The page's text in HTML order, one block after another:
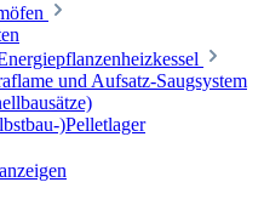
und Aufsatz-Saugsystem
)Pelletlager